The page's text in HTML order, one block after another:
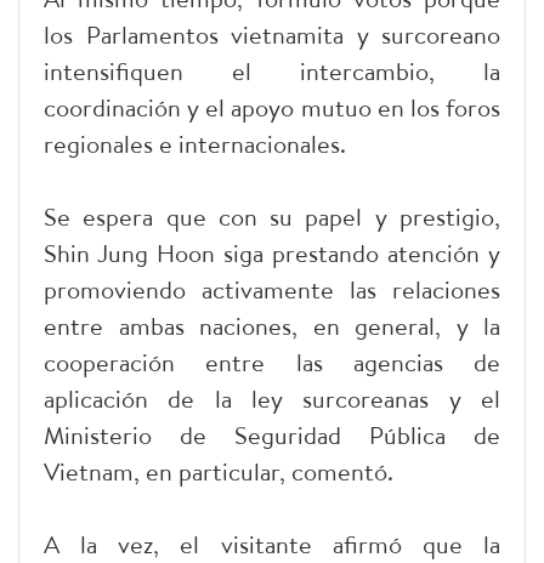
los Parlamentos vietnamita y surcoreano
intensifiquen el intercambio, la
coordinación y el apoyo mutuo en los foros
regionales e internacionales.
Se espera que con su papel y prestigio,
Shin Jung Hoon siga prestando atención y
promoviendo activamente las relaciones
entre ambas naciones, en general, y la
cooperación entre las agencias de
aplicación de la ley surcoreanas y el
Ministerio de Seguridad Pública de
Vietnam, en particular, comentó.
A la vez, el visitante afirmó que la